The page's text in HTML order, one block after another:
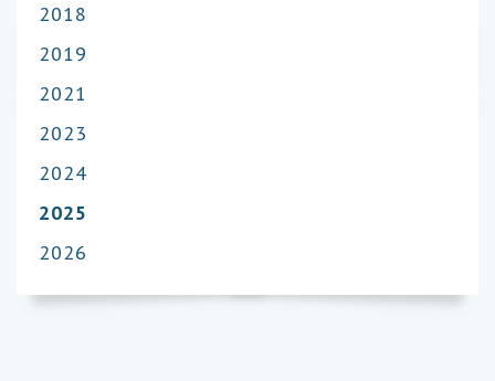
2018
2019
2021
2023
2024
2025
2026